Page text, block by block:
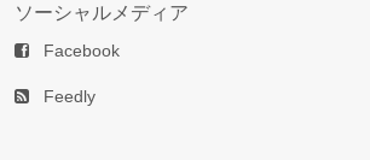
ソーシャルメディア
Facebook
Feedly